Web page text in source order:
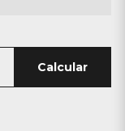
Calcular